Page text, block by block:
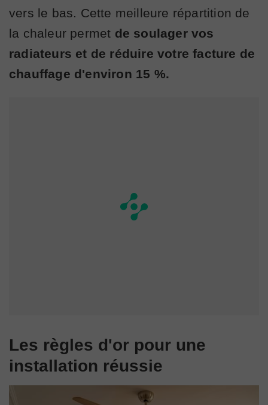
vers le bas. Cette meilleure répartition de
la chaleur permet de soulager vos
radiateurs et de réduire votre facture de
chauffage d'environ 15 %.
Les règles d'or pour une
installation réussie